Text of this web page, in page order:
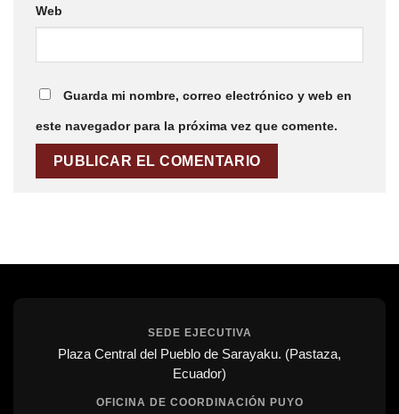
Web
Guarda mi nombre, correo electrónico y web en
este navegador para la próxima vez que comente.
SEDE EJECUTIVA
Plaza Central del Pueblo de Sarayaku. (Pastaza,
Ecuador)
OFICINA DE COORDINACIÓN PUYO